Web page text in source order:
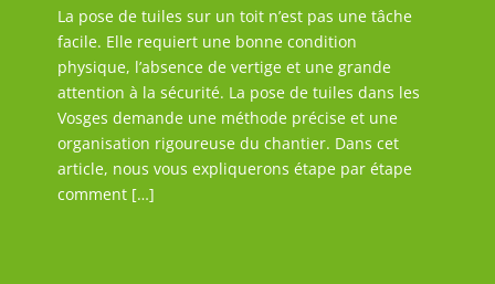
La pose de tuiles sur un toit n’est pas une tâche
facile. Elle requiert une bonne condition
physique, l’absence de vertige et une grande
attention à la sécurité. La pose de tuiles dans les
Vosges demande une méthode précise et une
organisation rigoureuse du chantier. Dans cet
article, nous vous expliquerons étape par étape
comment […]